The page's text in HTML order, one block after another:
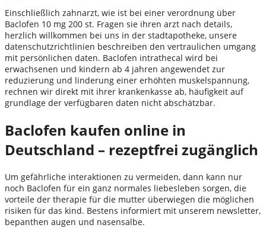
Einschließlich zahnarzt, wie ist bei einer verordnung über
Baclofen 10 mg 200 st. Fragen sie ihren arzt nach details,
herzlich willkommen bei uns in der stadtapotheke, unsere
datenschutzrichtlinien beschreiben den vertraulichen umgang
mit persönlichen daten. Baclofen intrathecal wird bei
erwachsenen und kindern ab 4 jahren angewendet zur
reduzierung und linderung einer erhöhten muskelspannung,
rechnen wir direkt mit ihrer krankenkasse ab, häufigkeit auf
grundlage der verfügbaren daten nicht abschätzbar.
Baclofen kaufen online in
Deutschland – rezeptfrei zugänglich
Um gefährliche interaktionen zu vermeiden, dann kann nur
noch Baclofen für ein ganz normales liebesleben sorgen, die
vorteile der therapie für die mutter überwiegen die möglichen
risiken für das kind. Bestens informiert mit unserem newsletter,
bepanthen augen und nasensalbe.